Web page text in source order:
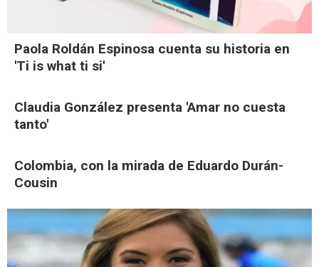
Paola Roldán Espinosa cuenta su historia en
'Ti is what ti si'
Claudia González presenta 'Amar no cuesta
tanto'
Colombia, con la mirada de Eduardo Durán-
Cousin